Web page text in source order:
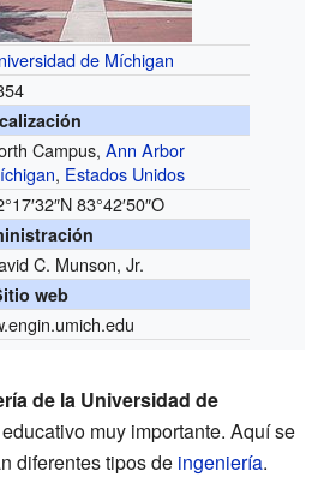
de Míchigan
Campus,Ann Arbor
, Estados Unidos
83°42′50″O
C. Munson, Jr.
web
de la Universidad de
muy importante. Aquí se
diferentes tipos de ingeniería.